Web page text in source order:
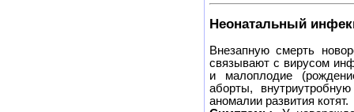
Неонатальный
Внезапную смерть
связывают с вирусом
и малоплодие
аборты,
аномалии развития котят.